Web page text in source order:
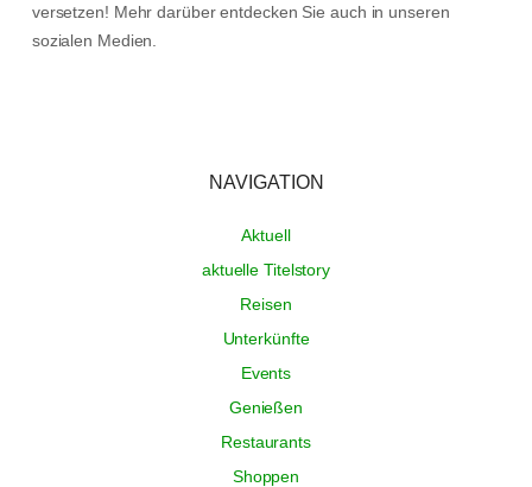
versetzen! Mehr darüber entdecken Sie auch in unseren
sozialen Medien.
NAVIGATION
Aktuell
aktuelle Titelstory
Reisen
Unterkünfte
Events
Genießen
Restaurants
Shoppen